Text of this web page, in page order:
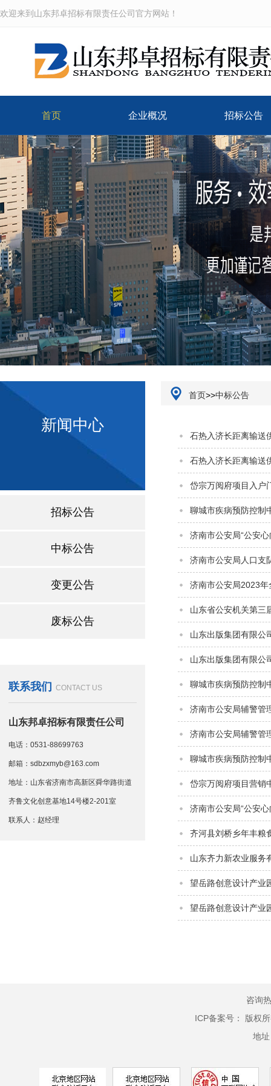
欢迎来到山东邦卓招标有限责任公司官方网站！
首页 企业概况
公司介绍
企业文化
组织机构
办公环境
招标公告
新闻中心
招标公告
中标公告
变更公告
废标公告
联系我们 CONTACT US
山东邦卓招标有限责任公司
电话：0531-88699763
邮箱：sdbzxmyb@163.com
地址：山东省济南市高新区舜华路街道
齐鲁文化创意基地14号楼2-201室
联系人：赵经理
首页>>中标公告
石热入济长距离输送
石热入济长距离输送
岱宗万阅府项目入户
聊城市疾病预防控制
济南市公安局“公安
济南市公安局人口支
济南市公安局2023
山东省公安机关第三
山东出版集团有限公
山东出版集团有限公
聊城市疾病预防控制
济南市公安局辅警管
济南市公安局辅警管
聊城市疾病预防控制
岱宗万阅府项目营销
济南市公安局“公安
齐河县刘桥乡年丰粮
山东齐力新农业服务
望岳路创意设计产业
望岳路创意设计产业
咨询
ICP备案号：
版权
地